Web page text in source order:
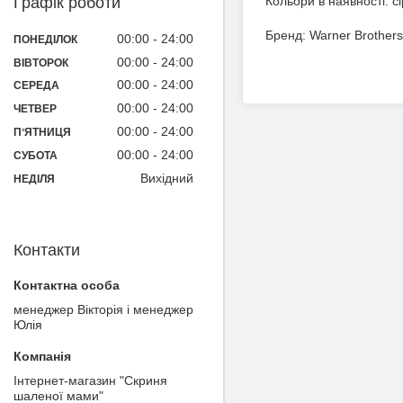
Бренд: Warner Brothers
ПОНЕДІЛОК 00:00 24:00
ВІВТОРОК 00:00 24:00
СЕРЕДА 00:00 24:00
ЧЕТВЕР 00:00 24:00
ПʼЯТНИЦЯ 00:00 24:00
СУБОТА 00:00 24:00
НЕДІЛЯ Вихідний
Контакти
менеджер Вікторія і менеджер
Юлія
Інтернет-магазин "Скриня
шаленої мами"